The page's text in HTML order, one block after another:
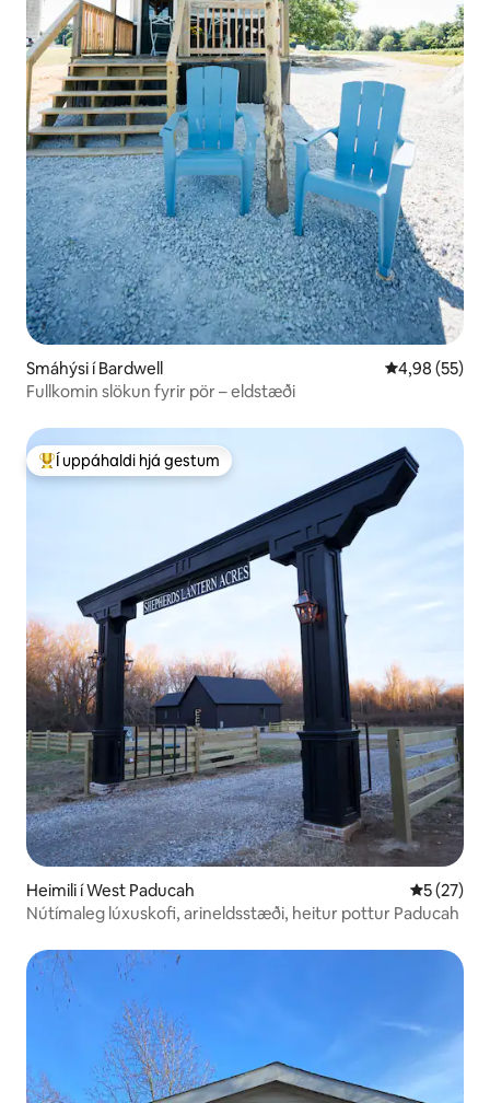
Smáhýsi í Bardwell 4,98 af 5 í
4,98 (55)
Fullkomin slökun fyrir pör – eldstæði
Í mestu uppáhaldi hjá gestum
Í uppáhaldi hjá gestum
Heimili í West Paducah 5 af 5 í
5 (27)
Nútímaleg lúxuskofi, arineldsstæði, heitur pottur Paducah